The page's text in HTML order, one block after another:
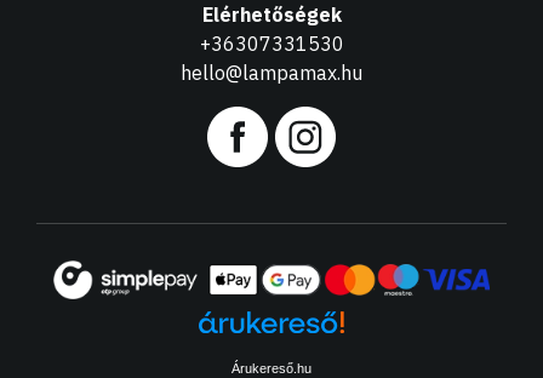
Elérhetőségek
+36307331530
hello@lampamax.hu
Árukereső.hu